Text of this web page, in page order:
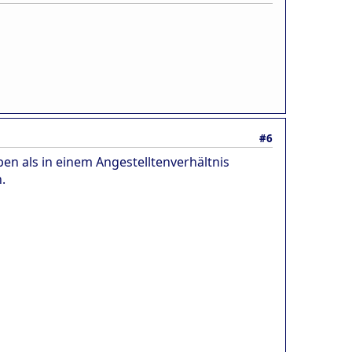
#6
als in einem Angestelltenverhältnis